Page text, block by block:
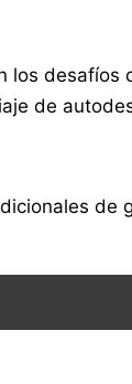
los desafíos
de
de